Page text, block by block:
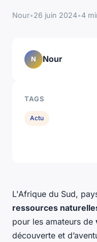
Nour•26 juin 2024•4
L'Afrique du Sud,
ressources
pour les amateurs de
découverte et
N Nour
TAGS
Actu